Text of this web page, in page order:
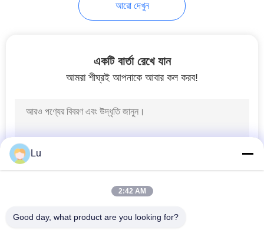
Leather.Shoes লেসার
কার্পেট লেসার কাটন মেশিন
আরো দেখুন
একটি বার্তা রেখে যান
আমরা শীঘ্রই আপনাকে আবার কল করব!
Lu
2:42 AM
Good day, what product are you looking for?